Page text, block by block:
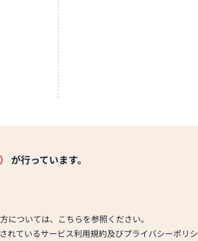
が行っています。
ついては、こちらを参照ください。
ているサービス利用規約及びプライバシーポリ